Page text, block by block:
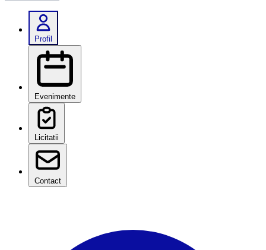
Profil
Evenimente
Licitatii
Contact